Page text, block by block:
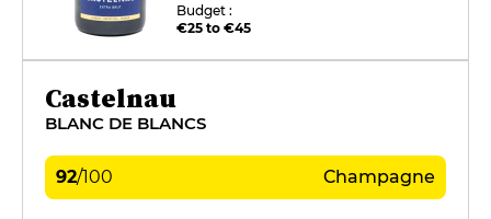
Budget :
€25 to €45
Castelnau
BLANC DE BLANCS
92/100 Champagne